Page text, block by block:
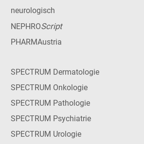
neurologisch
NEPHROScript
PHARMAustria
SPECTRUM Dermatologie
SPECTRUM Onkologie
SPECTRUM Pathologie
SPECTRUM Psychiatrie
SPECTRUM Urologie